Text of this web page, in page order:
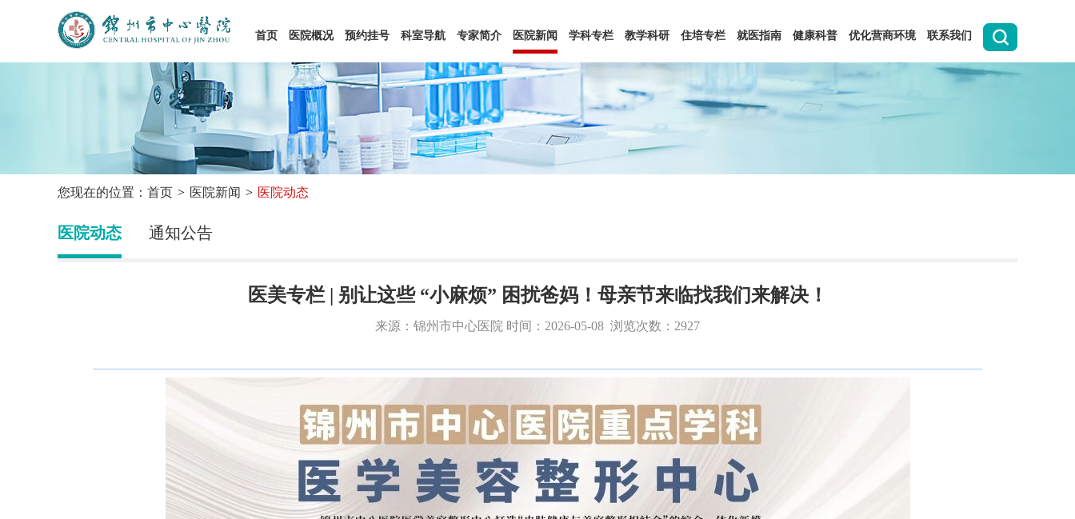
首页 医院概况 预约挂号 科室导航 专家简介 医院新闻 学科专栏 教学科研 住培专栏 就医指南 健康科普 优化营商环境 联系我们
您现在的位置：首页 医院新闻 医院动态
医院动态 通知公告
医美专栏 | 别让这些 “小麻烦” 困扰爸妈！母亲节来临找我们来解决！
来源：锦州市中心医院 时间：2026-05-08 浏览次数：2927